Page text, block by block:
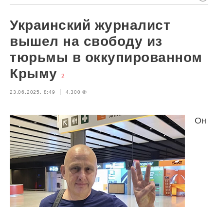
ПРОИСШЕСТВИЯ СПОРТ КУЛЬТУРА ИСТОРИЯ
МНЕНИЕ ИНТЕРВЬЮ ТЕХНОЛОГИИ ЗДОРОВЬЕ
АВТО ОТДЫХ ОБХОД БЛОКИРОВКИ И СОЛИДАРНОСТЬ
КОРОНАВИРУС
Украинский журналист
вышел на свободу из
тюрьмы в оккупированном
Крыму
2
23.06.2025, 8:49 4,300
Он